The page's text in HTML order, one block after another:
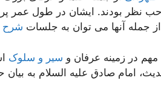
نظر بودند. ایشان در طول عمر
جمله آنها می توان به جلسات شرح
در زمینه عرفان و سیر و سلوک
امام صادق علیه السلام به بیان